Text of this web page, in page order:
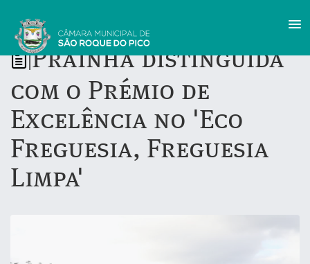
Prainha distinguida
com o Prémio de
Excelência no 'Eco
Freguesia, Freguesia
Limpa'